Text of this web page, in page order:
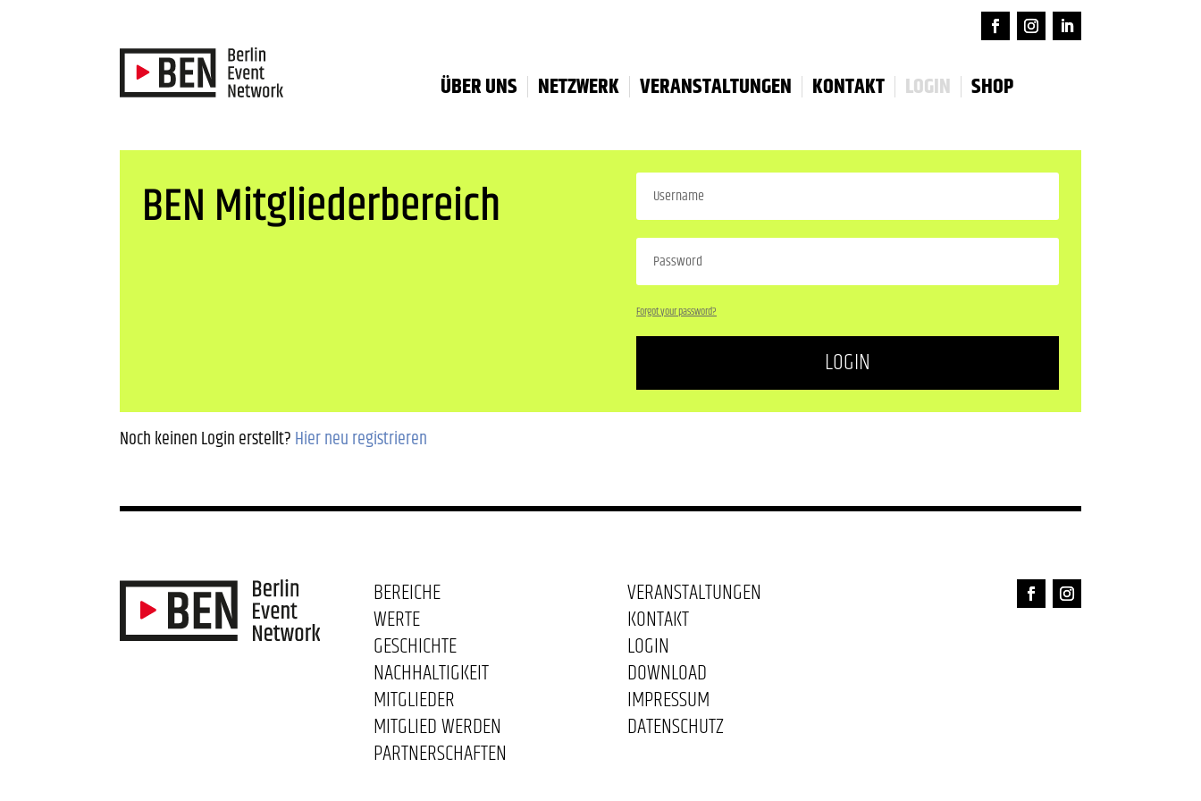
ÜBER UNS NETZWERK VERANSTALTUNGEN KONTAKT LOGIN SHOP
BEN Mitgliederbereich
Forgot your password?
LOGIN
Noch keinen Login erstellt?Hier neu registrieren
BEREICHE
WERTE
GESCHICHTE
NACHHALTIGKEIT
MITGLIEDER
MITGLIED WERDEN
PARTNERSCHAFTEN
VERANSTALTUNGEN
KONTAKT
LOGIN
DOWNLOAD
IMPRESSUM
DATENSCHUTZ